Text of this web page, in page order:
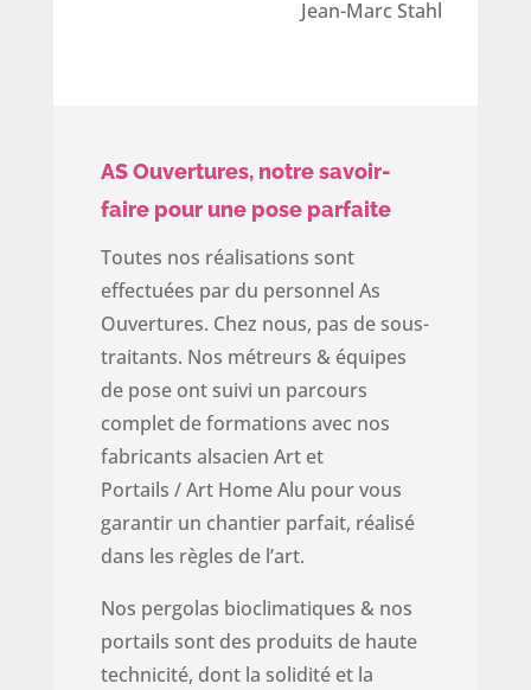
Jean-Marc Stahl
AS Ouvertures, notre savoir-
faire pour une pose parfaite
Toutes nos réalisations sont
effectuées par du personnel As
Ouvertures. Chez nous, pas de sous-
traitants. Nos métreurs & équipes
de pose ont suivi un parcours
complet de formations avec nos
fabricants alsacien Art et
Portails /Art Home Alu pour vous
garantir un chantier parfait, réalisé
dans les règles de l’art.
Nos pergolas bioclimatiques & nos
portails sont des produits de haute
technicité, dont la solidité et la